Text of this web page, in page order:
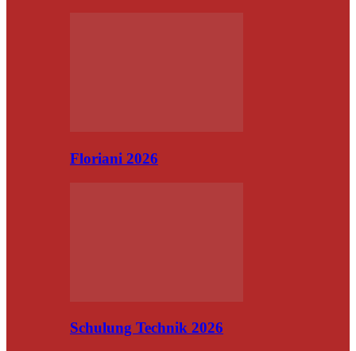
Floriani 2026
Schulung Technik 2026